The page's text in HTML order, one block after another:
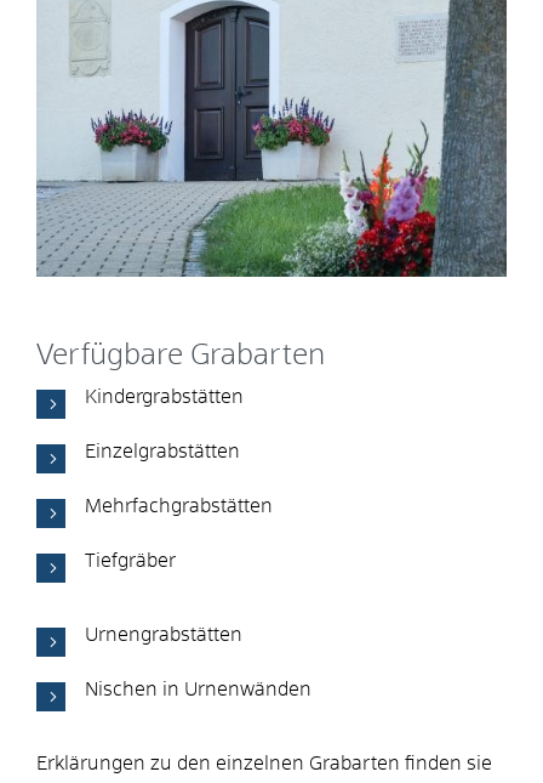
Verfügbare Grabarten
Kindergrabstätten
Einzelgrabstätten
Mehrfachgrabstätten
Tiefgräber
Urnengrabstätten
Nischen in Urnenwänden
Erklärungen zu den einzelnen Grabarten finden sie